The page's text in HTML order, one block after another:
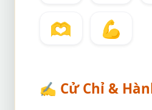
🫶
💪
✍️ Cử Chỉ &